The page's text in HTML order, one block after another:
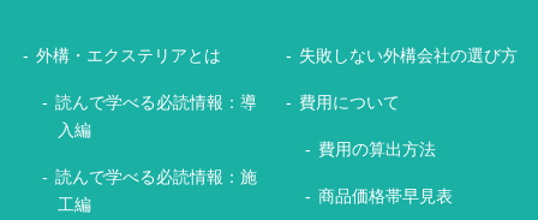
外構・エクステリアとは
読んで学べる必読情報：導
入編
読んで学べる必読情報：施
工編
失敗しない外構会社の選び方
費用について
費用の算出方法
商品価格帯早見表